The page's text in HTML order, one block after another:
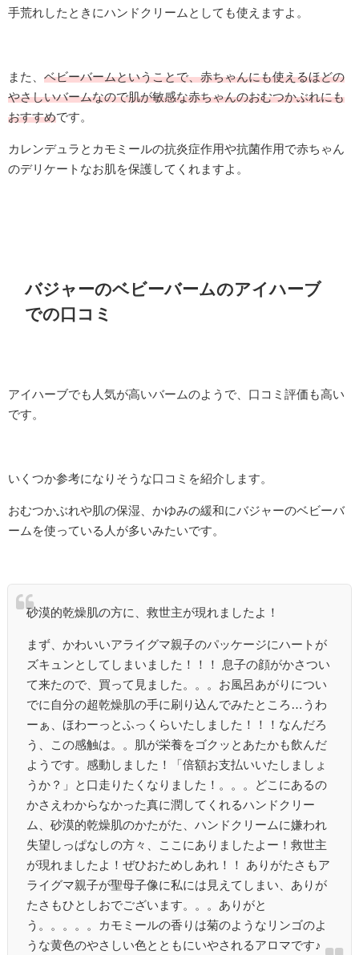
手荒れしたときにハンドクリームとしても使えますよ。
また、 ベビーバームということで、赤ちゃんにも使えるほどの
やさしいバームなので肌が敏感な赤ちゃんのおむつかぶれにも
おすすめです。
カレンデュラとカモミールの抗炎症作用や抗菌作用で赤ちゃん
のデリケートなお肌を保護してくれますよ。
バジャーのベビーバームのアイハーブ
での口コミ
アイハーブでも人気が高いバームのようで、口コミ評価も高い
です。
いくつか参考になりそうな口コミを紹介します。
おむつかぶれや肌の保湿、かゆみの緩和にバジャーのベビーバ
ームを使っている人が多いみたいです。
砂漠的乾燥肌の方に、救世主が現れましたよ！
まず、かわいいアライグマ親子のパッケージにハートが
ズキュンとしてしまいました！！！ 息子の顔がかさつい
て来たので、買って見ました。。。お風呂あがりについ
でに自分の超乾燥肌の手に刷り込んでみたところ…うわ
ーぁ、ほわーっとふっくらいたしました！！！なんだろ
う、この感触は。。肌が栄養をゴクッとあたかも飲んだ
ようです。感動しました！「倍額お支払いいたしましょ
うか？」と口走りたくなりました！。。。どこにあるの
かさえわからなかった真に潤してくれるハンドクリー
ム、砂漠的乾燥肌のかたがた、ハンドクリームに嫌われ
失望しっぱなしの方々、ここにありましたよー！救世主
が現れましたよ！ぜひおためしあれ！！ ありがたさもア
ライグマ親子が聖母子像に私には見えてしまい、ありが
たさもひとしおでございます。。。ありがと
う。。。。。カモミールの香りは菊のようなリンゴのよ
うな黄色のやさしい色とともにいやされるアロマです♪